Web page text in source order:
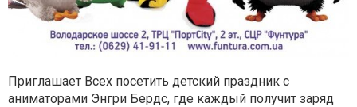
Приглашает Всех посетить детский праздник с
аниматорами Энгри Бердс, где каждый получит заряд